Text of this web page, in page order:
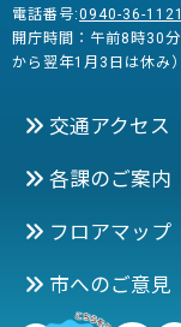
電話番号:0940-36-1121
開庁時間：午前8時30
から翌年1月3日は休み）
交通アクセス
各課のご案内
フロアマップ
市へのご意